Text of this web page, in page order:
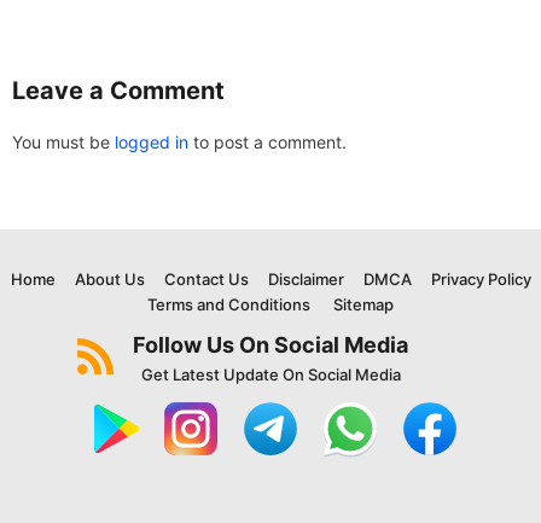
Leave a Comment
You must be logged in to post a comment.
Home About Us Contact Us Disclaimer DMCA
Privacy Policy
Terms and Conditions
Sitemap
Follow Us On Social Media
Get Latest Update On Social Media